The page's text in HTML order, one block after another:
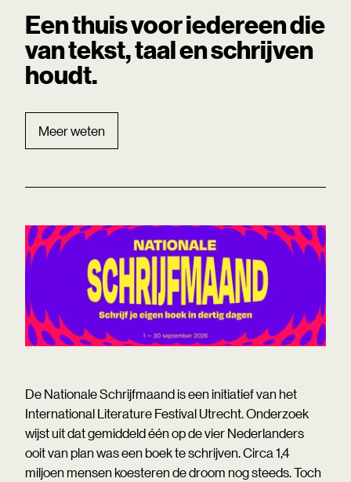
Een thuis voor iedereen die
van tekst, taal en schrijven
houdt.
Meer weten
De Nationale Schrijfmaand is een initiatief van het
International Literature Festival Utrecht. Onderzoek
wijst uit dat gemiddeld één op de vier Nederlanders
ooit van plan was een boek te schrijven. Circa 1,4
miljoen mensen koesteren de droom nog steeds. Toch